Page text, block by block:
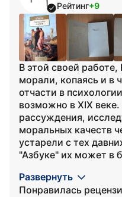
Рейтинг+9
В этой своей
морали, копаясь и в
отчасти в
возможно в XIX
рассуждения,
моральных качеств
устарели с тех
"Азбуке" их может в
Развернуть
Понравилась